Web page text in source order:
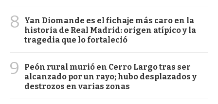
8
Yan Diomande es el fichaje más caro en la
historia de Real Madrid: origen atípico y la
tragedia que lo fortaleció
9
Peón rural murió en Cerro Largo tras ser
alcanzado por un rayo; hubo desplazados y
destrozos en varias zonas